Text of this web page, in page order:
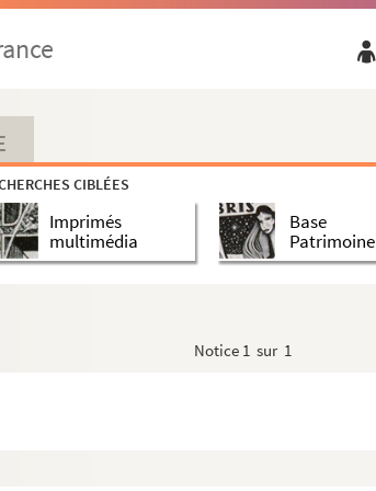
CIBLÉES
Imprimés
multimédia
Base
Patrimoine
Notice 1 sur 1